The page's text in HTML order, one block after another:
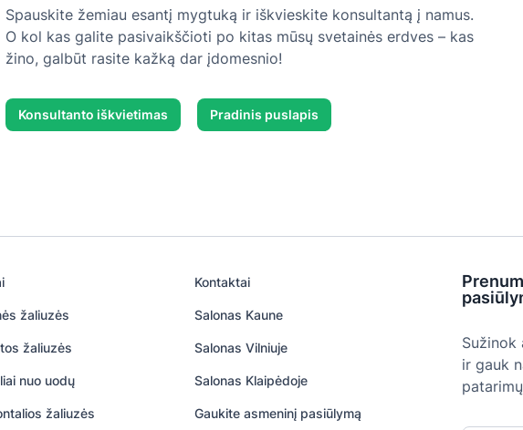
Spauskite žemiau esantį mygtuką ir iškvieskite konsultantą į namus.
O kol kas galite pasivaikščioti po kitas mūsų svetainės erdves – kas
žino, galbūt rasite kažką dar įdomesnio!
Konsultanto iškvietimas Pradinis puslapis
žaliuzės
žaliuzės
nuo uodų
žaliuzės
Kontaktai
Salonas Kaune
Salonas Vilniuje
Salonas Klaipėdoje
Gaukite asmeninį pasiūlymą
Sužinok
ir gauk